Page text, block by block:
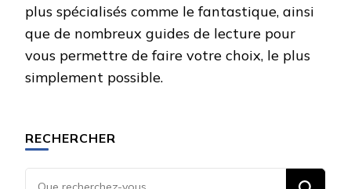
plus spécialisés comme le fantastique, ainsi
que de nombreux guides de lecture pour
vous permettre de faire votre choix, le plus
simplement possible.
RECHERCHER
Vous